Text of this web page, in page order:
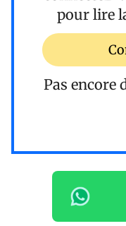
pour lire
Pas encore